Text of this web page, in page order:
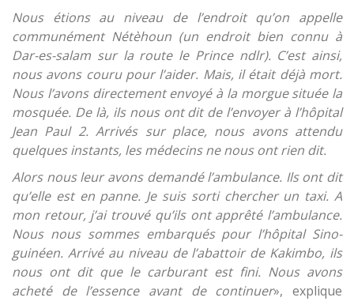
Nous étions au niveau de l’endroit qu’on appelle
communément Nétèhoun (un endroit bien connu à
Dar-es-salam sur la route le Prince ndlr). C’est ainsi,
nous avons couru pour l’aider. Mais, il était déjà mort.
Nous l’avons directement envoyé à la morgue située la
mosquée. De là, ils nous ont dit de l’envoyer à l’hôpital
Jean Paul 2. Arrivés sur place, nous avons attendu
quelques instants, les médecins ne nous ont rien dit.
Alors nous leur avons demandé l’ambulance. Ils ont dit
qu’elle est en panne. Je suis sorti chercher un taxi. A
mon retour, j’ai trouvé qu’ils ont apprêté l’ambulance.
Nous nous sommes embarqués pour l’hôpital Sino-
guinéen. Arrivé au niveau de l’abattoir de Kakimbo, ils
nous ont dit que le carburant est fini. Nous avons
acheté de l’essence avant de continuer», explique